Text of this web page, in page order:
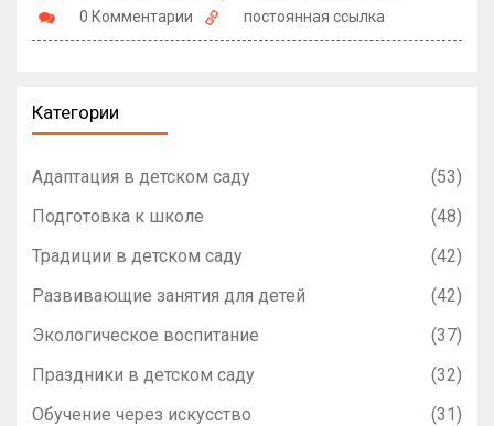
0 Комментарии
постоянная ссылка
Категории
Адаптация в детском саду
(53)
Подготовка к школе
(48)
Традиции в детском саду
(42)
Развивающие занятия для детей
(42)
Экологическое воспитание
(37)
Праздники в детском саду
(32)
Обучение через искусство
(31)